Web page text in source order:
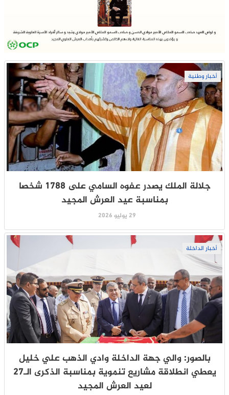
أخبار وطنية
جلالة الملك يصدر عفوه السامي على 1788 شخصا
بمناسبة عيد العرش المجيد
29 يوليو 2026
أخبار الداخلة
بالصور: والي جهة الداخلة وادي الذهب علي خليل
يعطي انطلاقة مشاريع تنموية بمناسبة الذكرى الـ27
لعيد العرش المجيد